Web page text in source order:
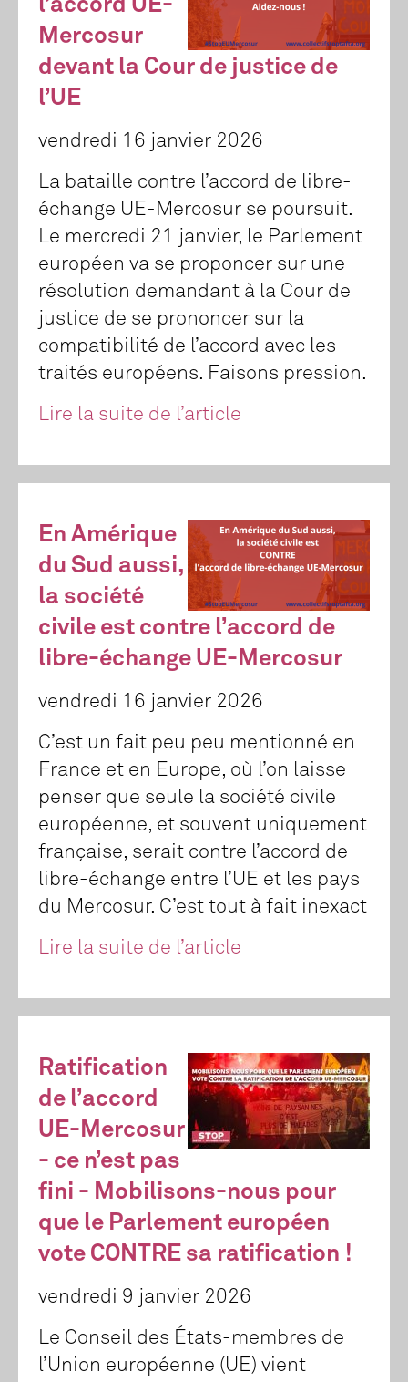
l’accord UE-
Mercosur
devant la Cour de justice de
l’UE
vendredi 16 janvier 2026
La bataille contre l’accord de libre-
échange UE-Mercosur se poursuit.
Le mercredi 21 janvier, le Parlement
européen va se proponcer sur une
résolution demandant à la Cour de
justice de se prononcer sur la
compatibilité de l’accord avec les
traités européens. Faisons pression.
Lire la suite de l’article
En Amérique
du Sud aussi,
la société
civile est contre l’accord de
libre-échange UE-Mercosur
vendredi 16 janvier 2026
C’est un fait peu peu mentionné en
France et en Europe, où l’on laisse
penser que seule la société civile
européenne, et souvent uniquement
française, serait contre l’accord de
libre-échange entre l’UE et les pays
du Mercosur. C’est tout à fait inexact
Lire la suite de l’article
Ratification
de l’accord
UE-Mercosur
- ce n’est pas
fini - Mobilisons-nous pour
que le Parlement européen
vote CONTRE sa ratification !
vendredi 9 janvier 2026
Le Conseil des États-membres de
l’Union européenne (UE) vient